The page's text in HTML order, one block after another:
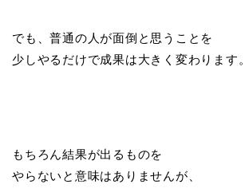
でも、普通の人が面倒と思うことを
少しやるだけで成果は大きく変わります。
もちろん結果が出るものを
やらないと意味はありませんが、